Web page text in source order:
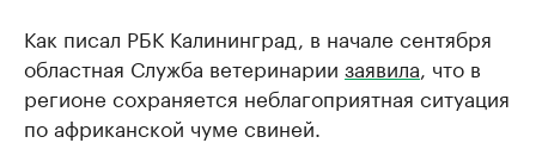
Как писал РБК Калининград, в начале сентября
областная Служба ветеринарии заявила , что в
регионе сохраняется неблагоприятная ситуация
по африканской чуме свиней.